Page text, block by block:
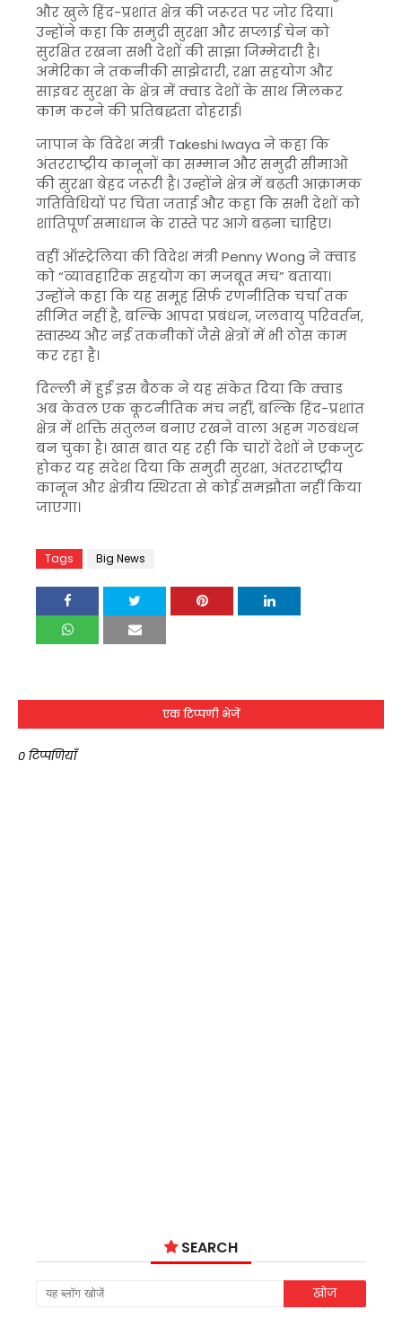
और खुले हिंद-प्रशांत क्षेत्र की जरूरत पर जोर दिया।
उन्होंने कहा कि समुद्री सुरक्षा और सप्लाई चेन को
सुरक्षित रखना सभी देशों की साझा जिम्मेदारी है।
अमेरिका ने तकनीकी साझेदारी, रक्षा सहयोग और
साइबर सुरक्षा के क्षेत्र में क्वाड देशों के साथ मिलकर
काम करने की प्रतिबद्धता दोहराई।
जापान के विदेश मंत्री Takeshi Iwaya ने कहा कि
अंतरराष्ट्रीय कानूनों का सम्मान और समुद्री सीमाओं
की सुरक्षा बेहद जरूरी है। उन्होंने क्षेत्र में बढ़ती आक्रामक
गतिविधियों पर चिंता जताई और कहा कि सभी देशों को
शांतिपूर्ण समाधान के रास्ते पर आगे बढ़ना चाहिए।
वहीं ऑस्ट्रेलिया की विदेश मंत्रीPenny Wong ने क्वाड
को “व्यावहारिक सहयोग का मजबूत मंच” बताया।
उन्होंने कहा कि यह समूह सिर्फ रणनीतिक चर्चा तक
सीमित नहीं है, बल्कि आपदा प्रबंधन, जलवायु परिवर्तन,
स्वास्थ्य और नई तकनीकों जैसे क्षेत्रों में भी ठोस काम
कर रहा है।
दिल्ली में हुई इस बैठक ने यह संकेत दिया कि क्वाड
अब केवल एक कूटनीतिक मंच नहीं, बल्कि हिंद-प्रशांत
क्षेत्र में शक्ति संतुलन बनाए रखने वाला अहम गठबंधन
बन चुका है। खास बात यह रही कि चारों देशों ने एकजुट
होकर यह संदेश दिया कि समुद्री सुरक्षा, अंतरराष्ट्रीय
कानून और क्षेत्रीय स्थिरता से कोई समझौता नहीं किया
जाएगा।
Tags Big News
एक टिप्पणी भेजें
0 टिप्पणियाँ
SEARCH